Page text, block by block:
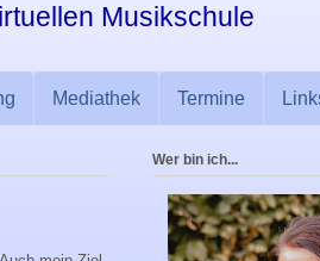
Musikschule
Mediathek Termine
Wer bin ich...